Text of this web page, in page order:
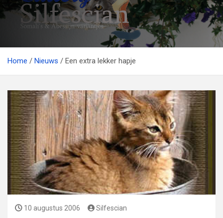
Cattery Silfescian
Somali's en soms Abessijn-variantjes
Home
Nieuws Een extra lekker hapje
10 augustus 2006 Silfescian